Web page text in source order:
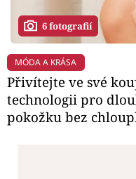
6 fotografií
MÓDA A KRÁSA
Přivítejte ve své
technologii pro
pokožku bez